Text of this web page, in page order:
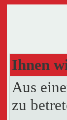
Ihnen
Aus
zu